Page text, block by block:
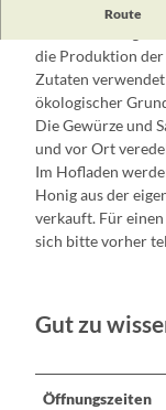
Route
In dem kleinen
die Produktion
Zutaten
ökologischer
Die Gewürze und
und vor Ort
Im Hofladen
Honig aus der
verkauft. Für
sich bitte vorher
Gut zu
Öffnungszeiten